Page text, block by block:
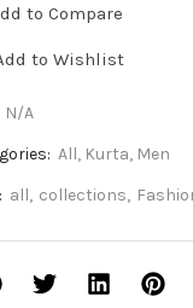
to Compare
to Wishlist
N/A
All, Kurta, Men
all, collections,